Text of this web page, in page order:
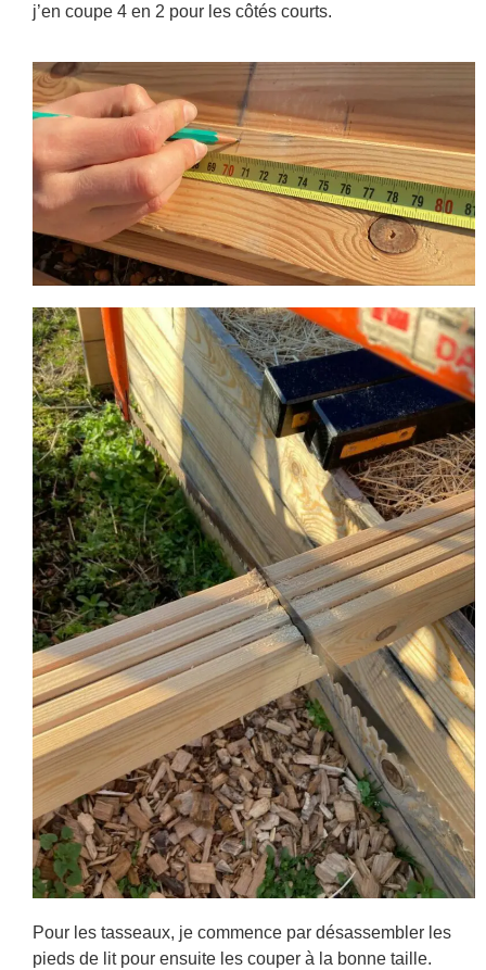
j’en coupe 4 en 2 pour les côtés courts.
Pour les tasseaux, je commence par désassembler les
pieds de lit pour ensuite les couper à la bonne taille.